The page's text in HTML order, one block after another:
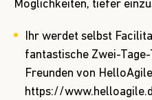
Möglichkeiten, tiefer
Ihr werdet selbst
fantastische Zwei-
Freunden von
https://